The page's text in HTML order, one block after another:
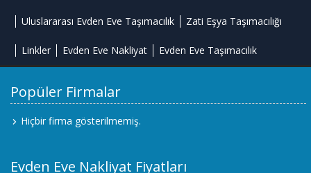
Uluslararası Evden Eve Taşımacılık Zati Eşya Taşımacılığı
Linkler Evden Eve Nakliyat Evden Eve Taşımacılık
Popüler Firmalar
Hiçbir firma gösterilmemiş.
Evden Eve Nakliyat Fiyatları